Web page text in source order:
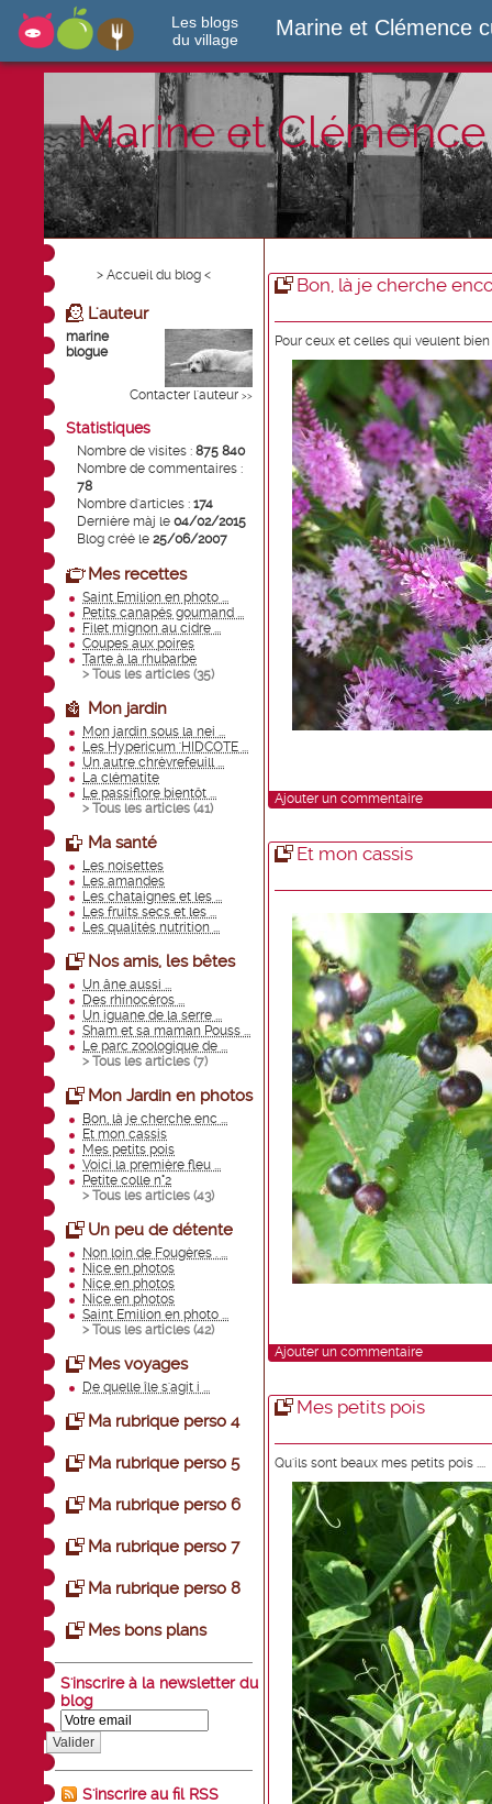
Les blogs
du village
Marine et Clémence
Marine et
> Accueil du blog <
L'auteur
marine
blogue
Contacter l'auteur >>
Statistiques
Nombre de visites : 875 840
Nombre de commentaires :
78
Nombre d'articles : 174
Dernière màj le 04/02/2015
Blog créé le 25/06/2007
Mes recettes
Saint Emilion en photo ...
Petits canapés goumand ...
Filet mignon au cidre ...
Coupes aux poires
Tarte à la rhubarbe
> Tous les articles (35)
Mon jardin
Mon jardin sous la nei ...
Les Hypericum 'HIDCOTE ...
Un autre chrèvrefeuill ...
La clématite
Le passiflore bientôt ...
> Tous les articles (41)
Ma santé
Les noisettes
Les amandes
Les chataignes et les ...
Les fruits secs et les ...
Les qualités nutrition ...
Nos amis, les bêtes
Un âne aussi ...
Des rhinocéros ...
Un iguane de la serre ...
Sham et sa maman Pouss ...
Le parc zoologique de ...
> Tous les articles (7)
Mon Jardin en photos
Bon, là je cherche enc ...
Et mon cassis
Mes petits pois
Voici la première fleu ...
Petite colle n°2
> Tous les articles (43)
Un peu de détente
Non loin de Fougères . ...
Nice en photos
Nice en photos
Nice en photos
Saint Emilion en photo ...
> Tous les articles (42)
Mes voyages
De quelle île s'agit i ...
Ma rubrique perso 4
Ma rubrique perso 5
Ma rubrique perso 6
Ma rubrique perso 7
Ma rubrique perso 8
Mes bons plans
S'inscrire à la newsletter du
blog
Valider
S'inscrire au fil RSS
Bon, là je cherche
Pour ceux et celles qui veulent
Ajouter un commentaire
Et mon cassis
Ajouter un commentaire
Mes petits pois
Qu'ils sont beaux mes petits pois ....